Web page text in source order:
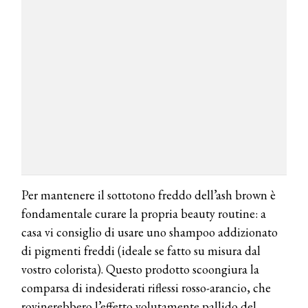
Per mantenere il sottotono freddo dell’ash brown è
fondamentale curare la propria beauty routine: a
casa vi consiglio di usare uno shampoo addizionato
di pigmenti freddi (ideale se fatto su misura dal
vostro colorista). Questo prodotto scoongiura la
comparsa di indesiderati riflessi rosso-arancio, che